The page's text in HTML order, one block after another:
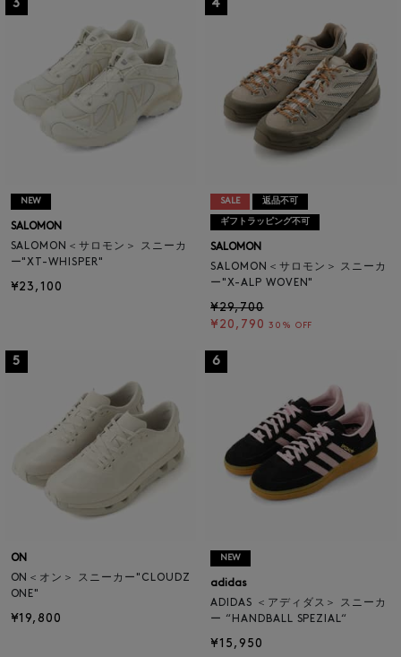
3
NEW
SALOMON
SALOMON＜サロモン＞ スニーカ
ー"XT-WHISPER"
¥23,100
4
SALE 返品不可
ギフトラッピング不可
SALOMON
SALOMON＜サロモン＞ スニーカ
ー"X-ALP WOVEN"
¥29,700
¥20,790 30% OFF
5
ON
ON＜オン＞ スニーカー"CLOUDZ
ONE"
¥19,800
6
NEW
adidas
ADIDAS ＜アディダス＞ スニーカ
ー “HANDBALL SPEZIAL“
¥15,950